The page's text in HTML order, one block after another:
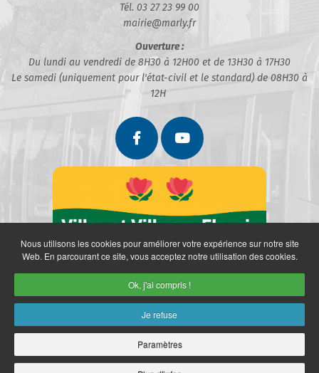
Tél. 03 27 23 99 00
mairie@marly.fr
Ouverture :
Du lundi au vendredi de 8H30 à 12H00 et de 13H30 à 17H30
Le samedi (uniquement pour l'état-civil et le standard) de 08H30 à
12H
Retrait des données personnelles
Plan du site Accès restreint
Nous utilisons les cookies pour améliorer votre expérience sur notre site
Web. En parcourant ce site, vous acceptez notre utilisation des cookies.
Ok, j'ai compris !
Je refuse
Paramètres